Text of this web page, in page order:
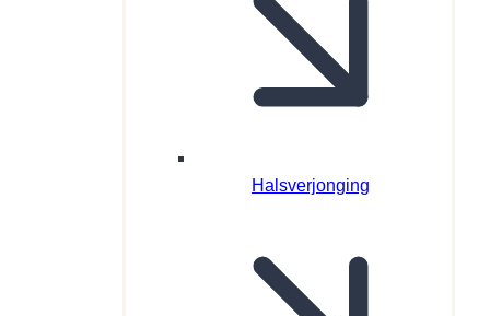
Halsverjonging